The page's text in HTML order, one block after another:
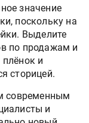
значение
поскольку на
Выделите
по продажам и
и
сторицей.
современным
и